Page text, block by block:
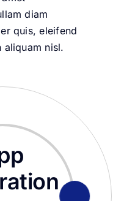
diam
quis, eleifend
aliquam nisl.